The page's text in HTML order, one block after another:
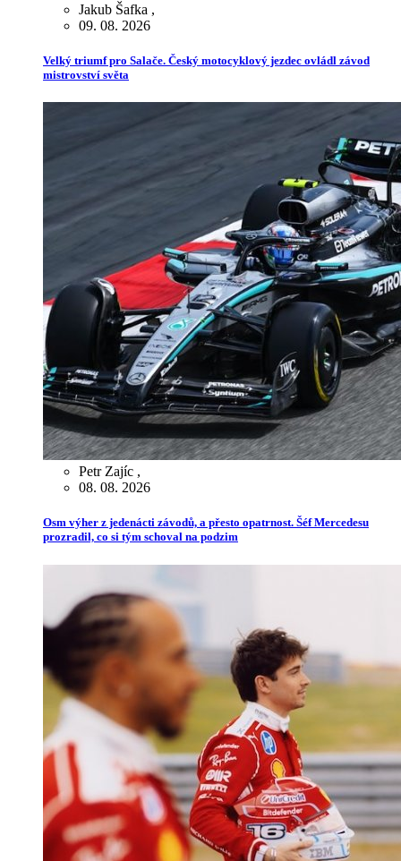
Jakub Šafka ,
09. 08. 2026
Velký triumf pro Salače. Český motocyklový jezdec ovládl závod
mistrovství světa
Petr Zajíc ,
08. 08. 2026
Osm výher z jedenácti závodů, a přesto opatrnost. Šéf Mercedesu
prozradil, co si tým schoval na podzim